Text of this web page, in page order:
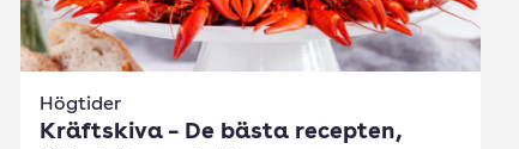
Högtider
Kräftskiva – De bästa recepten,